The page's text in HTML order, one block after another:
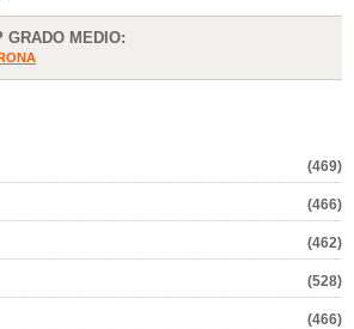
MEDIO:
(469)
(466)
(462)
(528)
(466)